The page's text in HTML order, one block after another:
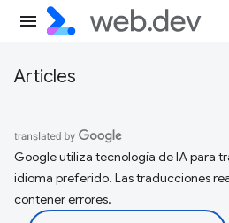
Articles
Google utiliza tecnología de IA para
idioma preferido. Las traducciones
contener errores.